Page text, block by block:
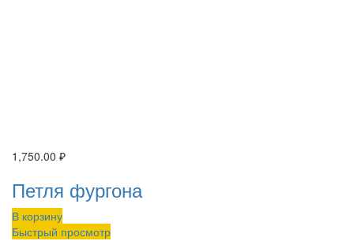
1,750.00 ₽
Петля фургона
В корзину
Быстрый просмотр